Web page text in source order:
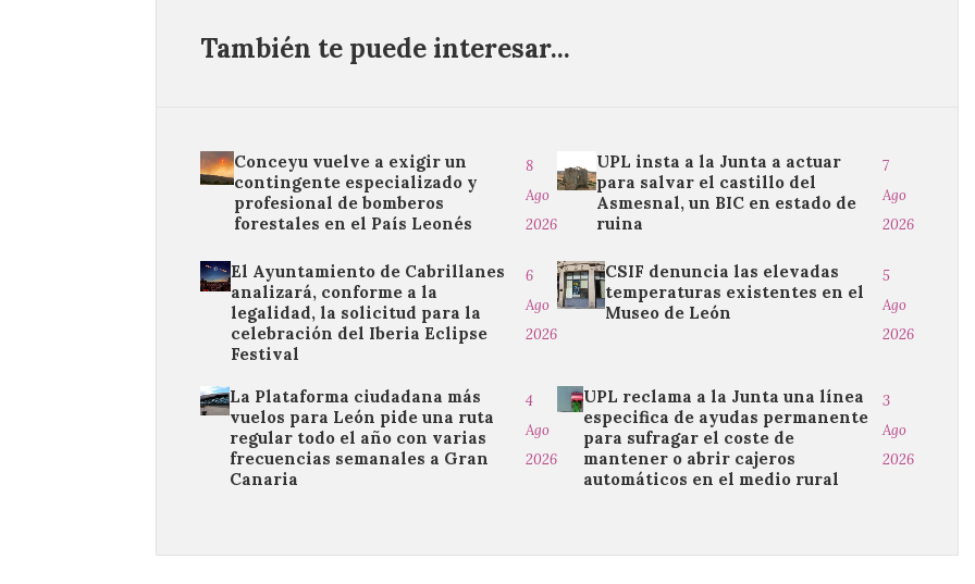
También te puede interesar...
Conceyu vuelve a exigir un
contingente especializado y
profesional de bomberos
forestales en el País Leonés
8
Ago
2026
UPL insta a la Junta a actuar
para salvar el castillo del
Asmesnal, un BIC en estado de
ruina
7
Ago
2026
El Ayuntamiento de Cabrillanes
analizará, conforme a la
legalidad, la solicitud para la
celebración del Iberia Eclipse
Festival
6
Ago
2026
CSIF denuncia las elevadas
temperaturas existentes en el
Museo de León
5
Ago
2026
La Plataforma ciudadana más
vuelos para León pide una ruta
regular todo el año con varias
frecuencias semanales a Gran
Canaria
4
Ago
2026
UPL reclama a la Junta una línea
especifica de ayudas permanente
para sufragar el coste de
mantener o abrir cajeros
automáticos en el medio rural
3
Ago
2026